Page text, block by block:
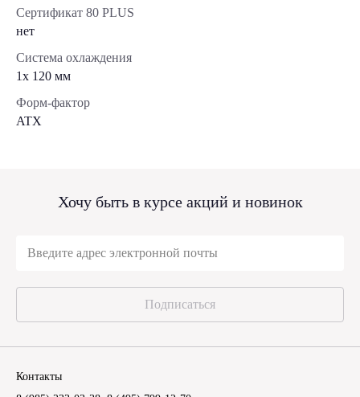
Сертификат 80 PLUS
нет
Система охлаждения
1x 120 мм
Форм-фактор
ATX
Хочу быть в курсе акций и новинок
Подписаться
Контакты